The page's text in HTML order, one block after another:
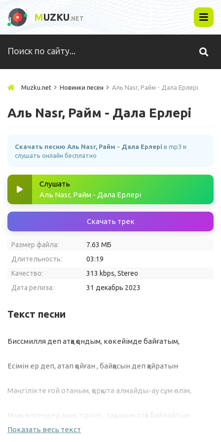
MUZKU.NET
Muzku.net Новинки песен Аль Nasr, Райм - Дала Ерлері
Аль Nasr, Райм - Дала Ерлері
Скачать песню Аль Nasr, Райм - Дала Ерлері в mp3 и
слушать онлайн бесплатно
Слушать
Аль Nasr, Райм - Дала Ерлері
Скачать трек
Размер файла:
7.63 МБ
Длительность:
03:19
Качество:
313 kbps, Stereo
Дата релиза:
31 декабрь 2023
Текст песни
Биссмилля деп атқа қондым, көкейімде байғатым,
Есімін ер деп, атап қойған , байқасын деп қайратын
Мәңгілікте ғой отаным, қорқыта алмайды-ау сұм өлім,
Мың өлгендер мың тіріліп , тақымын атқа байлайтын
Показать весь текст